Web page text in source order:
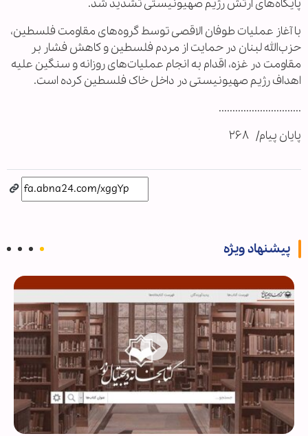
پایگاه‌های ارتش رژیم صهیونیستی تشدید شد.
با آغاز عملیات طوفان الاقصی توسط گروه‌های مقاومت فلسطین،
حزب‌الله لبنان در حمایت از مردم فلسطین و کاهش فشار بر
مقاومت در غزه، اقدام به انجام عملیات‌های روزانه و سنگین علیه
اهداف رژیم صهیونیستی در داخل خاک فلسطین کرده است.
..............................
پایان پیام/ ۲۶۸
پیشنهاد ویژه